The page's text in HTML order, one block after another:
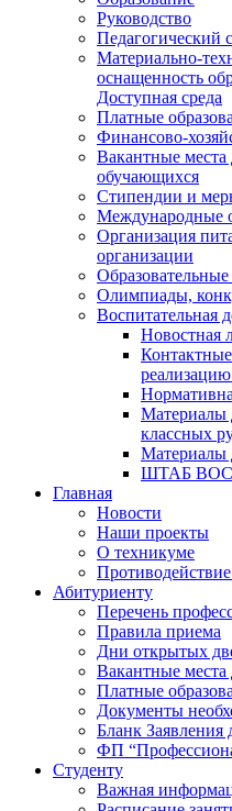
Руководство
Педагогический
Материально-
оснащенность
Доступная среда
Платные
Финансово-
Вакантные места
обучающихся
Стипендии и
Международные
Организация
организации
Олимпиады,
Воспитательная
Новостная
реализацию
Материалы
классных
Материалы
ШТАБ
Главная
Новости
Наши проекты
О техникуме
Абитуриенту
Перечень
Правила приема
Дни открытых
Вакантные места
Платные
Документы
Бланк
ФП
Студенту
Важная